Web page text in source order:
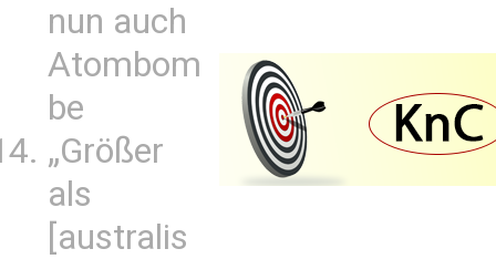
nun auch
Atombom
be
„Größer
als
[australis